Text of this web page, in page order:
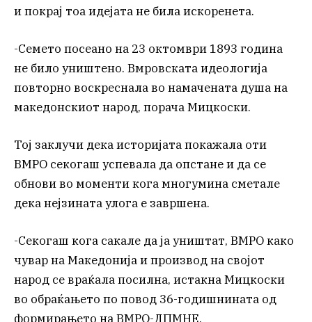
и покрај тоа идејата не била искоренета.
-Семето посеано на 23 октомври 1893 година
не било уништено. Вмровската идеологија
повторно воскреснала во намачената душа на
македонскиот народ, порача Мицкоски.
Тој заклучи дека историјата покажала оти
ВМРО секогаш успевала да опстане и да се
обнови во моменти кога многумина сметале
дека нејзината улога е завршена.
-Секогаш кога сакале да ја уништат, ВМРО како
чувар на Македонија и производ на својот
народ се враќала посилна, истакна Мицкоски
во обраќањето по повод 36-годишнината од
формирањето на ВМРО-ДПМНЕ.